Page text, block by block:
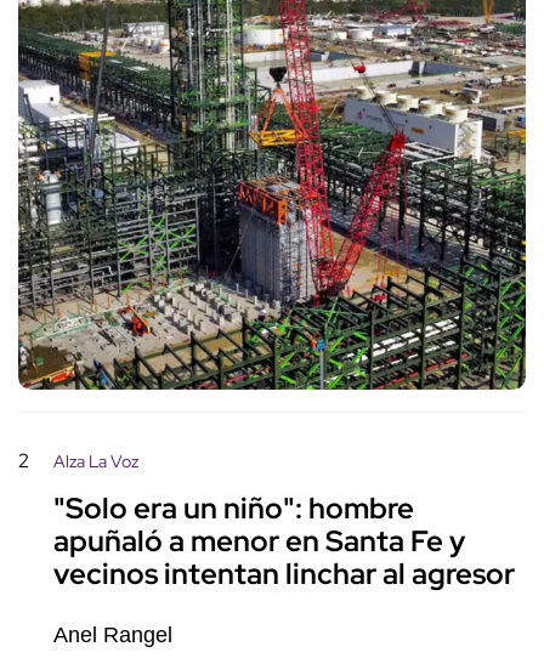
2 Alza La Voz
"Solo era un niño": hombre
apuñaló a menor en Santa Fe y
vecinos intentan linchar al agresor
Anel Rangel